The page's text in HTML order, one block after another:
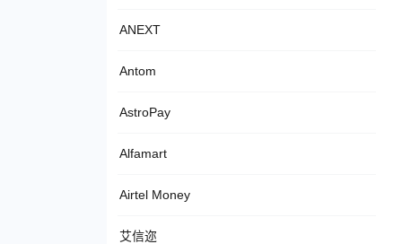
ANEXT
Antom
AstroPay
Alfamart
Airtel Money
艾信迩